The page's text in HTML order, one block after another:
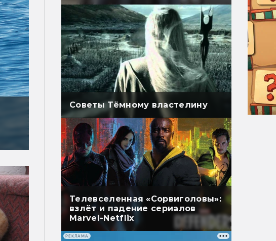
Советы Тёмному властелину
Телевселенная «Сорвиголовы»:
взлёт и падение сериалов
Marvel-Netflix
РЕКЛАМА